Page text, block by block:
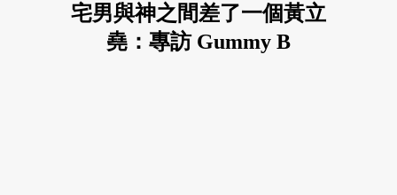
宅男與神之間差了一個黃立
堯：專訪 Gummy B